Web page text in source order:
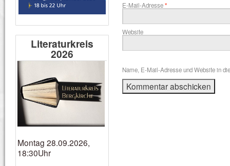
E-Mail-Adresse*
Website
Name, E-Mail-Adresse und Website in
Literaturkreis
2026
Montag 28.09.2026,
18:30Uhr